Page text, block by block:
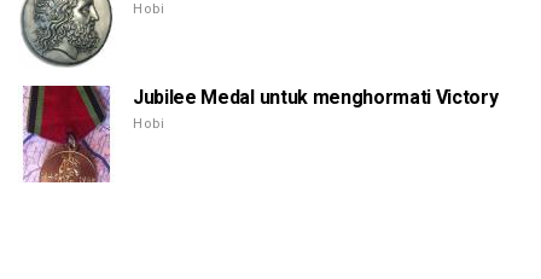
Hobi
Jubilee Medal untuk menghormati Victory
Hobi